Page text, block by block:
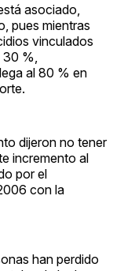
asociado,
pues mientras
vinculados
%,
al 80 % en
dijeron no tener
incremento al
por el
con la
han perdido